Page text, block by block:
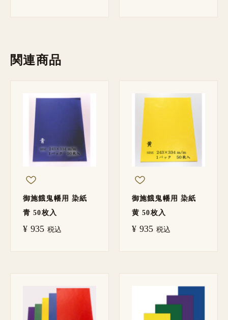
関連商品
御施餓鬼幡用 染紙
青 50枚入
¥ 935 税込
御施餓鬼幡用 染紙
黄 50枚入
¥ 935 税込
格
帯:
¥ 980